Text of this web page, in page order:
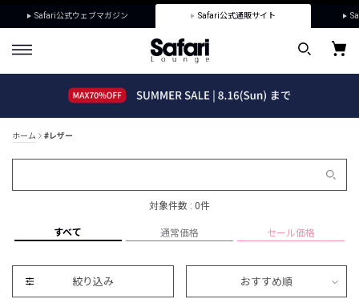
Safari公式ウェブマガジン Safari公式通販サイト
ホーム #レザー
対象件数 : 0件
すべて 通常価格 セール価格
絞り込み おすすめ順